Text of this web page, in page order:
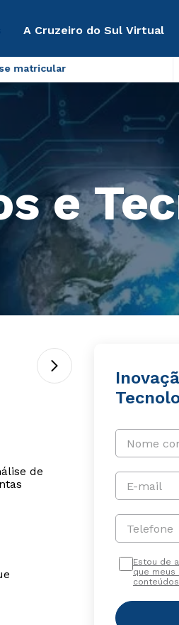
A Cruzeiro do Sul Virtual
matricular
e
de
Nome
E-mail
Telefone
Estou de
que meus